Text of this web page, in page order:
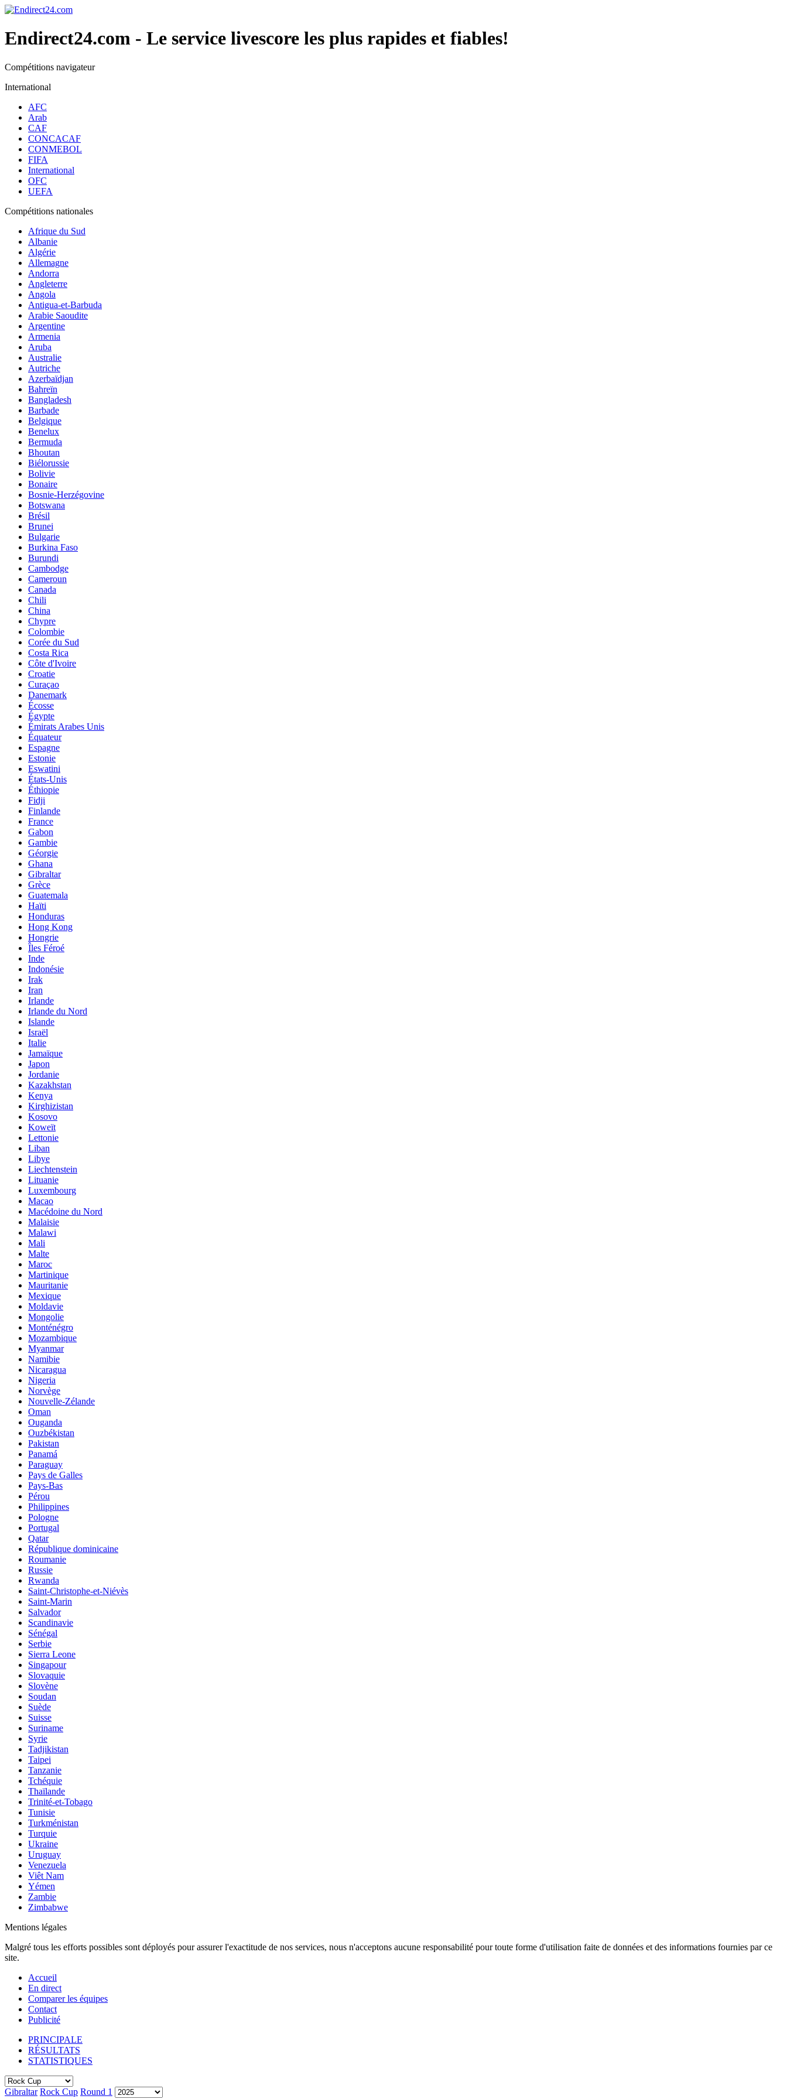
Endirect24.com - Le service livescore les plus rapides et fiables!
Compétitions navigateur
International
AFC
Arab
CAF
CONCACAF
CONMEBOL
FIFA
International
OFC
UEFA
Compétitions nationales
Afrique du Sud
Albanie
Algérie
Allemagne
Andorra
Angleterre
Angola
Antigua-et-Barbuda
Arabie Saoudite
Argentine
Armenia
Aruba
Australie
Autriche
Azerbaïdjan
Bahreïn
Bangladesh
Barbade
Belgique
Benelux
Bermuda
Bhoutan
Biélorussie
Bolivie
Bonaire
Bosnie-Herzégovine
Botswana
Brésil
Brunei
Bulgarie
Burkina Faso
Burundi
Cambodge
Cameroun
Canada
Chili
China
Chypre
Colombie
Corée du Sud
Costa Rica
Côte d'Ivoire
Croatie
Curaçao
Danemark
Écosse
Égypte
Émirats Arabes Unis
Équateur
Espagne
Estonie
Eswatini
États-Unis
Éthiopie
Fidji
Finlande
France
Gabon
Gambie
Géorgie
Ghana
Gibraltar
Grèce
Guatemala
Haïti
Honduras
Hong Kong
Hongrie
Îles Féroé
Inde
Indonésie
Irak
Iran
Irlande
Irlande du Nord
Islande
Israël
Italie
Jamaïque
Japon
Jordanie
Kazakhstan
Kenya
Kirghizistan
Kosovo
Koweït
Lettonie
Liban
Libye
Liechtenstein
Lituanie
Luxembourg
Macao
Macédoine du Nord
Malaisie
Malawi
Mali
Malte
Maroc
Martinique
Mauritanie
Mexique
Moldavie
Mongolie
Monténégro
Mozambique
Myanmar
Namibie
Nicaragua
Nigeria
Norvège
Nouvelle-Zélande
Oman
Ouganda
Ouzbékistan
Pakistan
Panamá
Paraguay
Pays de Galles
Pays-Bas
Pérou
Philippines
Pologne
Portugal
Qatar
République dominicaine
Roumanie
Russie
Rwanda
Saint-Christophe-et-Niévès
Saint-Marin
Salvador
Scandinavie
Sénégal
Serbie
Sierra Leone
Singapour
Slovaquie
Slovène
Soudan
Suède
Suisse
Suriname
Syrie
Tadjikistan
Taipei
Tanzanie
Tchéquie
Thaïlande
Trinité-et-Tobago
Tunisie
Turkménistan
Turquie
Ukraine
Uruguay
Venezuela
Viêt Nam
Yémen
Zambie
Zimbabwe
Mentions légales
Malgré tous les efforts possibles sont déployés pour assurer l'exactitude de nos services, nous n'acceptons aucune responsabilité pour toute forme d'utilisation faite de données et des informations fournies par ce
site.
Accueil
En direct
Comparer les équipes
Contact
Publicité
PRINCIPALE
RÉSULTATS
STATISTIQUES
Gibraltar Rock Cup Round 1